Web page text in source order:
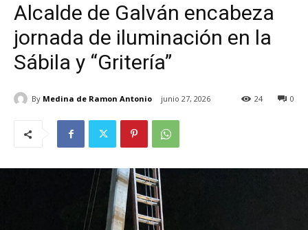
Alcalde de Galván encabeza
jornada de iluminación en la
Sábila y “Gritería”
By Medina de Ramon Antonio junio 27, 2026 0
24